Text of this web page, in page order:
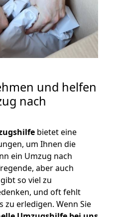
und helfen
nach
bietet eine
um Ihnen die
ein Umzug nach
aber auch
so viel zu
und oft fehlt
zu erledigen. Wenn Sie